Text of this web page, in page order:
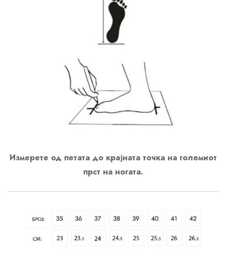
Измерете од петата до крајната точка на големиот
прст на ногата.